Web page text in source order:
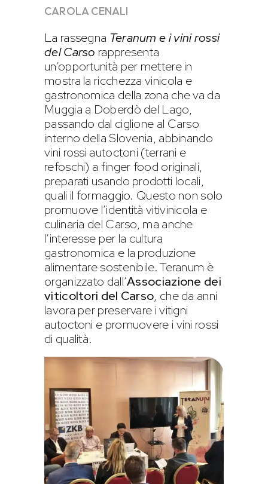
CAROLA CENALI
La rassegna Teranum e i vini rossi
del Carso rappresenta
un’opportunità per mettere in
mostra la ricchezza vinicola e
gastronomica della zona che va da
Muggia a Doberdò del Lago,
passando dal ciglione al Carso
interno della Slovenia, abbinando
vini rossi autoctoni (terrani e
refoschi) a finger food originali,
preparati usando prodotti locali,
quali il formaggio. Questo non solo
promuove l’identità vitivinicola e
culinaria del Carso, ma anche
l’interesse per la cultura
gastronomica e la produzione
alimentare sostenibile. Teranum è
organizzato dall’Associazione dei
viticoltori del Carso, che da anni
lavora per preservare i vitigni
autoctoni e promuovere i vini rossi
di qualità.